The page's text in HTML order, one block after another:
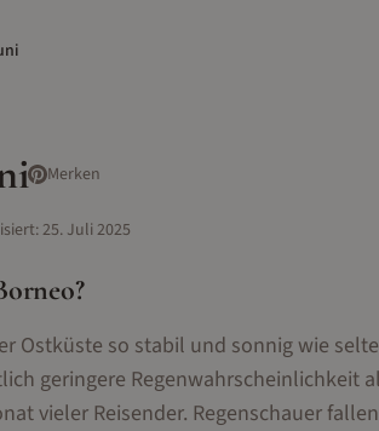
Merken
25. Juli 2025
?
Ostküste so stabil und sonnig wie
geringere Regenwahrscheinlichkeit
vieler Reisender. Regenschauer